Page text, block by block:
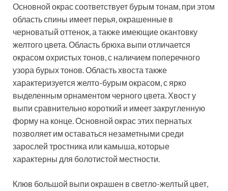
Основной окрас соответствует бурым тонам, при этом
область спины имеет перья, окрашенные в
черноватый оттенок, а также имеющие окантовку
желтого цвета. Область брюха выпи отличается
окрасом охристых тонов, с наличием поперечного
узора бурых тонов. Область хвоста также
характеризуется желто-бурым окрасом, с ярко
выделенным орнаментом черного цвета. Хвост у
выпи сравнительно короткий и имеет закругленную
форму на конце. Основной окрас этих пернатых
позволяет им оставаться незаметными среди
зарослей тростника или камыша, которые
характерны для болотистой местности.
Клюв большой выпи окрашен в светло-желтый цвет,